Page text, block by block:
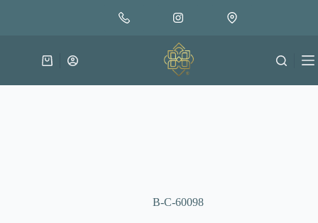
متوفر في المخزون
إضافة إلى السلة
عربة
B-C-60098